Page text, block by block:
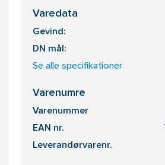
Varedata
Gevind:
DN mål:
Se alle specifikationer
Varenumre
Varenummer
EAN nr.
Leverandørvarenr.